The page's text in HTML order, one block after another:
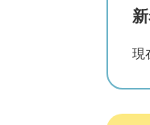
現